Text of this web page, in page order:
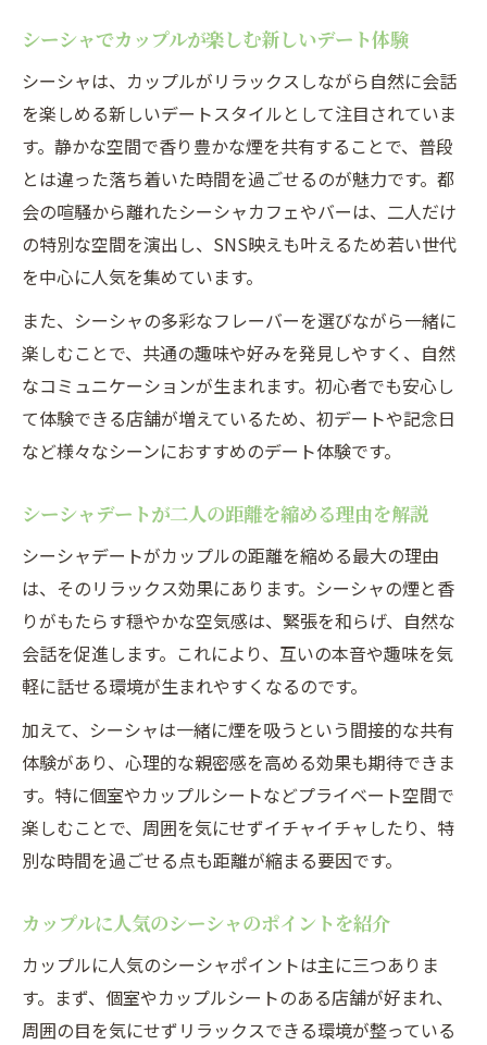
二人だけの空間でシーシャが生むリラックス体
験
シーシャで叶う二人きりの特別なリラック
ス空間
個室シーシャで味わうカップルの癒やし時
間
シーシャの香りと煙が心を和ませる理由と
は
カップルシートでのシーシャデートの魅力
を解説
リラックス効果抜群のシーシャの楽しみ方
を提案
恋人と距離を縮めるならシーシャの魅力を体感
近づける
カップルで共感するシーシャのおすすめフ
レーバー
シーシャ体験が恋人同士の会話を豊かにす
デート中にシーシャで心が通じ合う瞬間と
は
シーシャを通して知るお互いの新たな一面
シーシャで自然な会話が弾む理由とは
ント
カップルで楽しむシーシャで自然に話題が
広がる
シーシャデートで盛り上がるおすすめ会話
シーシャでカップルが楽しむ新しいデート体験
シーシャは、カップルがリラックスしながら自然に会話
を楽しめる新しいデートスタイルとして注目されていま
す。静かな空間で香り豊かな煙を共有することで、普段
とは違った落ち着いた時間を過ごせるのが魅力です。都
会の喧騒から離れたシーシャカフェやバーは、二人だけ
の特別な空間を演出し、SNS映えも叶えるため若い世代
を中心に人気を集めています。
また、シーシャの多彩なフレーバーを選びながら一緒に
楽しむことで、共通の趣味や好みを発見しやすく、自然
なコミュニケーションが生まれます。初心者でも安心し
て体験できる店舗が増えているため、初デートや記念日
など様々なシーンにおすすめのデート体験です。
シーシャデートが二人の距離を縮める理由を解説
シーシャデートがカップルの距離を縮める最大の理由
は、そのリラックス効果にあります。シーシャの煙と香
りがもたらす穏やかな空気感は、緊張を和らげ、自然な
会話を促進します。これにより、互いの本音や趣味を気
軽に話せる環境が生まれやすくなるのです。
加えて、シーシャは一緒に煙を吸うという間接的な共有
体験があり、心理的な親密感を高める効果も期待できま
す。特に個室やカップルシートなどプライベート空間で
楽しむことで、周囲を気にせずイチャイチャしたり、特
別な時間を過ごせる点も距離が縮まる要因です。
カップルに人気のシーシャのポイントを紹介
カップルに人気のシーシャポイントは主に三つありま
す。まず、個室やカップルシートのある店舗が好まれ、
周囲の目を気にせずリラックスできる環境が整っている